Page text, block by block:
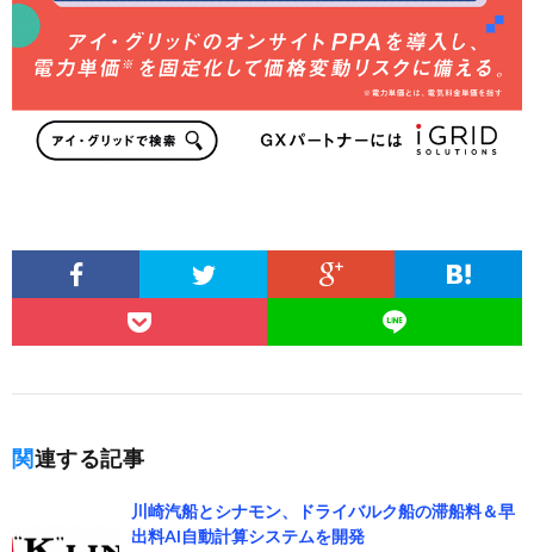
関連する記事
川崎汽船とシナモン、ドライバルク船の滞船料＆早
出料AI自動計算システムを開発